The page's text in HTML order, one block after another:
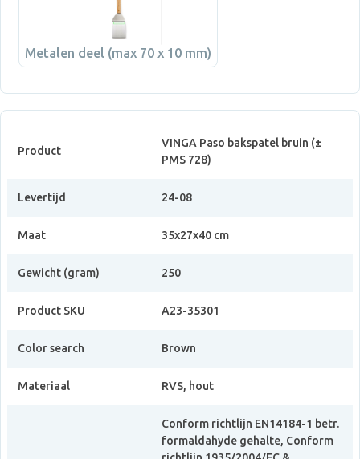
Metalen deel (max 70 x 10 mm)
Product
VINGA Paso bakspatel bruin (±
PMS 728)
Levertijd 24-08
Maat 35x27x40 cm
Gewicht (gram) 250
Product SKU A23-35301
Color search Brown
Materiaal RVS, hout
Conform richtlijn EN14184-1 betr.
formaldahyde gehalte, Conform